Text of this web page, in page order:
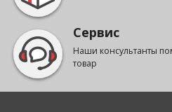
Сервис
Наши консультанты
товар